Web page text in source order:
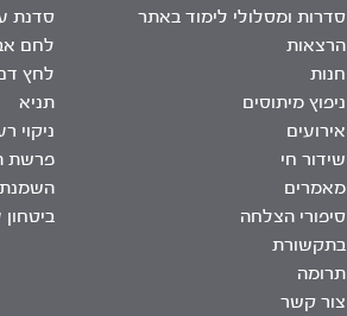
סדרות ומסלולי לימוד באתר
הרצאות
חנות
ניפוץ מיתוסים
אירועים
שידור חי
מאמרים
סיפורי הצלחה
בתקשורת
תרומה
צור קשר
סדנת
לחם
לחץ
תניא
ניקוי
פרשת